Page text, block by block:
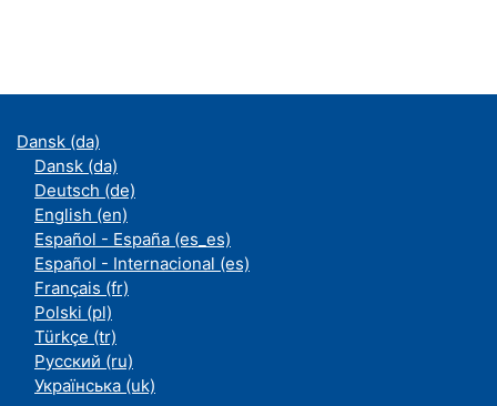
Dansk ‎(da)‎
Dansk ‎(da)‎
Deutsch ‎(de)‎
English ‎(en)‎
Español - España ‎(es_es)‎
Español - Internacional ‎(es)‎
Français ‎(fr)‎
Polski ‎(pl)‎
Türkçe ‎(tr)‎
Русский ‎(ru)‎
Українська ‎(uk)‎